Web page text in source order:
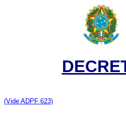
(Vide ADPF 623)